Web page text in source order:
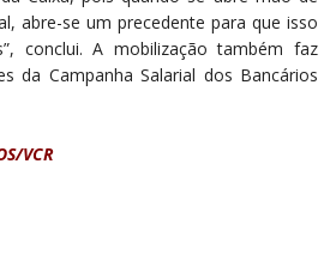
abre-se um precedente para que isso
conclui. A mobilização também faz
da Campanha Salarial dos Bancários
VCR